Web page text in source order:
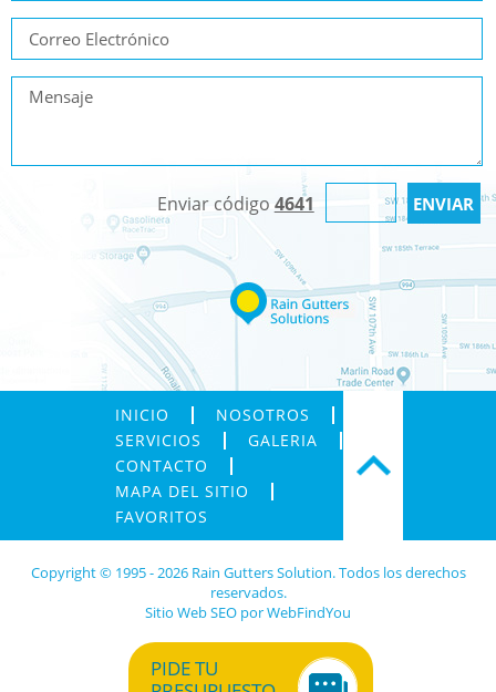
PIDE TU
Enviar código 4641
INICIO
NOSOTROS
SERVICIOS
GALERIA
CONTACTO
MAPA DEL SITIO
FAVORITOS
Copyright © 1995 - 2026 Rain Gutters Solution. Todos los derechos
reservados.
Sitio Web SEO porWebFindYou